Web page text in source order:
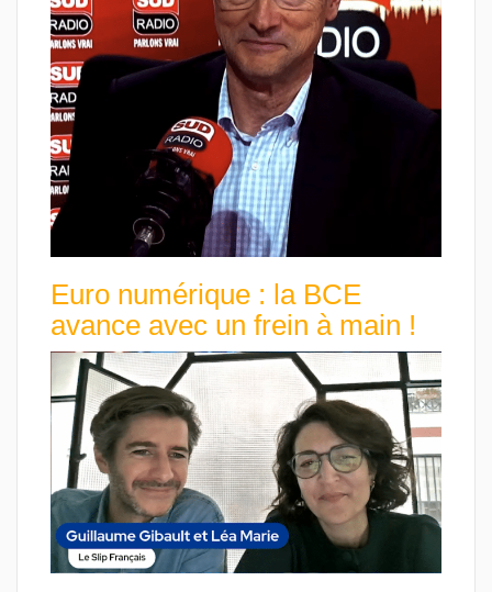
Euro numérique : la BCE
avance avec un frein à main !